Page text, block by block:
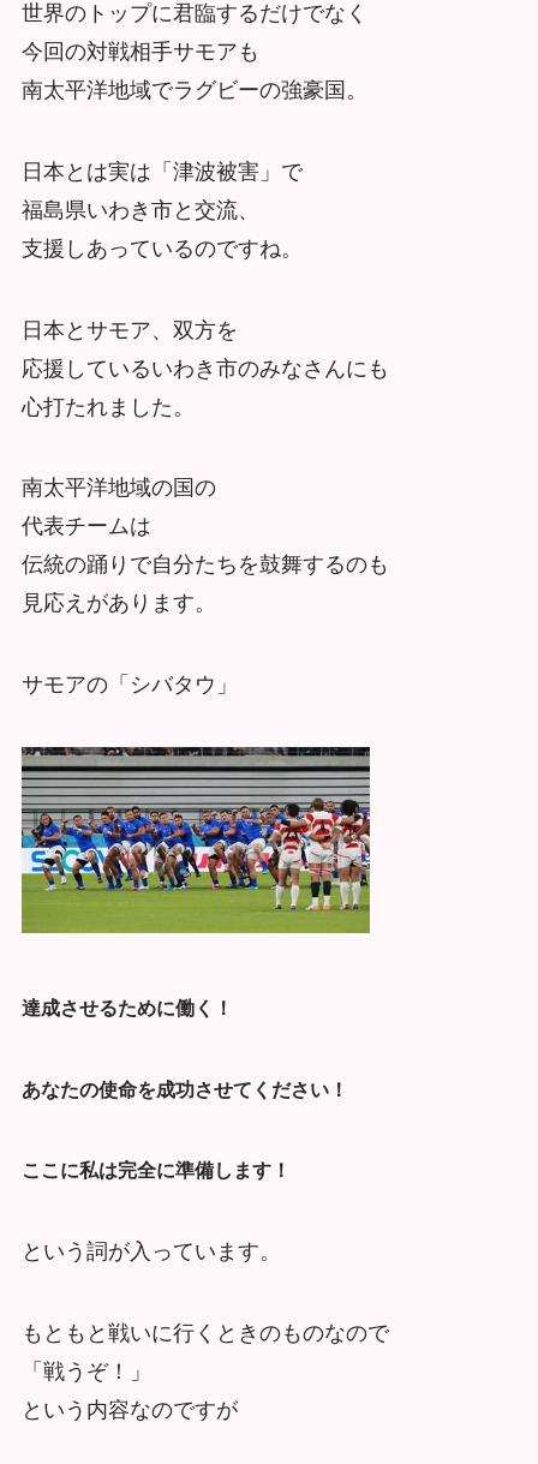
世界のトップに君臨するだけでなく
今回の対戦相手サモアも
南太平洋地域でラグビーの強豪国。
日本とは実は「津波被害」で
福島県いわき市と交流、
支援しあっているのですね。
日本とサモア、双方を
応援しているいわき市のみなさんにも
心打たれました。
南太平洋地域の国の
代表チームは
伝統の踊りで自分たちを鼓舞するのも
見応えがあります。
サモアの「シバタウ」
達成させるために働く！
あなたの使命を成功させてください！
ここに私は完全に準備します！
という詞が入っています。
もともと戦いに行くときのものなので
「戦うぞ！」
という内容なのですが